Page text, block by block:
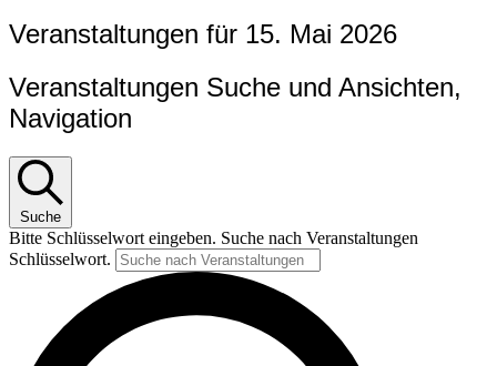
Veranstaltungen für 15. Mai 2026
Veranstaltungen Suche und Ansichten,
Navigation
Suche
Bitte Schlüsselwort eingeben. Suche nach Veranstaltungen
Schlüsselwort.